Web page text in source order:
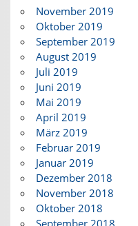
November 2019
Oktober 2019
September 2019
August 2019
Juli 2019
Juni 2019
Mai 2019
April 2019
März 2019
Februar 2019
Januar 2019
Dezember 2018
November 2018
Oktober 2018